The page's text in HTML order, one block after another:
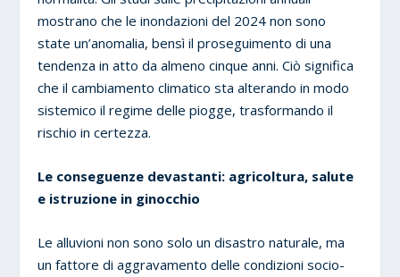
mostrano che le inondazioni del 2024 non sono
state un’anomalia, bensì il proseguimento di una
tendenza in atto da almeno cinque anni. Ciò significa
che il cambiamento climatico sta alterando in modo
sistemico il regime delle piogge, trasformando il
rischio in certezza.
Le conseguenze devastanti: agricoltura, salute
e istruzione in ginocchio
Le alluvioni non sono solo un disastro naturale, ma
un fattore di aggravamento delle condizioni socio-